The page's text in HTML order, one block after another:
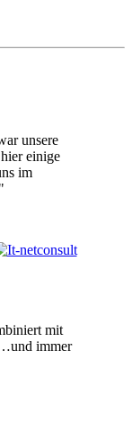
unsere
einige
im
mit
immer